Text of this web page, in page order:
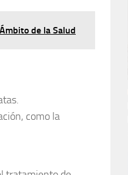
de la Salud
como la